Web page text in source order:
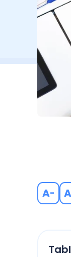
A- A